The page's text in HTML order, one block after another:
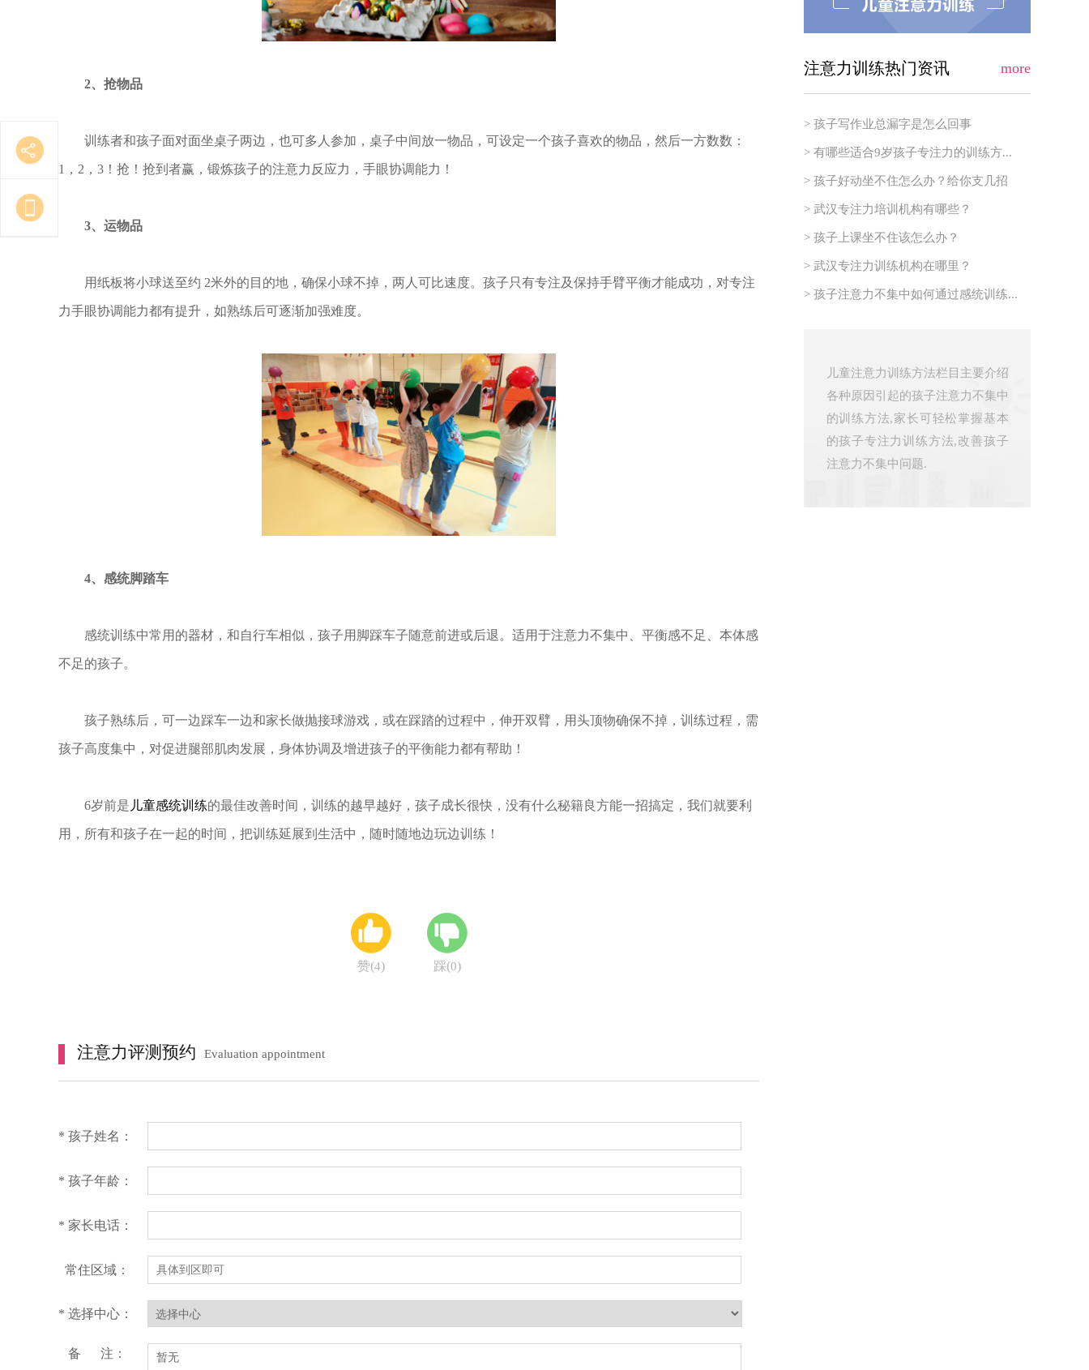
2、抢物品
训练者和孩子面对面坐桌子两边，也可多人参加，桌子中间放一物品，可设定一个孩子喜欢的物品，然后一方数数：
1，2，3！抢！抢到者赢，锻炼孩子的注意力反应力，手眼协调能力！
3、运物品
用纸板将小球送至约 2米外的目的地，确保小球不掉，两人可比速度。孩子只有专注及保持手臂平衡才能成功，对专注
力手眼协调能力都有提升，如熟练后可逐渐加强难度。
4、感统脚踏车
感统训练中常用的器材，和自行车相似，孩子用脚踩车子随意前进或后退。适用于注意力不集中、平衡感不足、本体感
不足的孩子。
孩子熟练后，可一边踩车一边和家长做抛接球游戏，或在踩踏的过程中，伸开双臂，用头顶物确保不掉，训练过程，需
孩子高度集中，对促进腿部肌肉发展，身体协调及增进孩子的平衡能力都有帮助！
6岁前是 儿童感统训练的最佳改善时间，训练的越早越好，孩子成长很快，没有什么秘籍良方能一招搞定，我们就要利
用，所有和孩子在一起的时间，把训练延展到生活中，随时随地边玩边训练！
赞(4) 踩(0)
注意力评测预约 Evaluation appointment
* 孩子姓名：
* 孩子年龄：
* 家长电话：
常住区域：
* 选择中心：
备 注：
注意力训练热门资讯 more
> 孩子写作业总漏字是怎么回事
> 有哪些适合9岁孩子专注力的训练方...
> 孩子好动坐不住怎么办？给你支几招
> 武汉专注力培训机构有哪些？
> 孩子上课坐不住该怎么办？
> 武汉专注力训练机构在哪里？
> 孩子注意力不集中如何通过感统训练...
儿童注意力训练方法栏目主要介绍
各种原因引起的孩子注意力不集中
的训练方法,家长可轻松掌握基本
的孩子专注力训练方法,改善孩子
注意力不集中问题.